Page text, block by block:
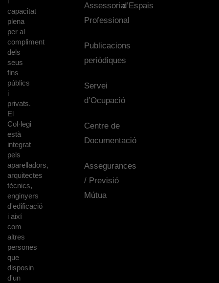
capacitat
plena
per al
compliment
dels
seus
fins
públics
i
privats.
El
Col·legi
està
integrat
pels
aparelladors,
arquitectes
tècnics,
enginyers
d'edificació
i així
com
altres
persones
que
disposin
d'un
Assessoria
Professional
Publicacions
periòdiques
Servei
d’Ocupació
Centre de
Documentació
Assegurances
/ Previsió
Mútua
d’Espais